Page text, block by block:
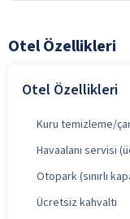
Otel Özellikleri
Otel Özellikleri
Kuru temizleme/
Havaalanı servisi
Otopark (sınırlı
Ücretsiz kahvaltı